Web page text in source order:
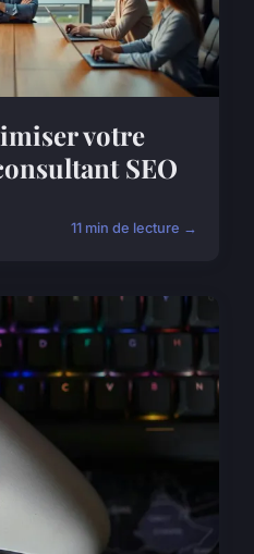
votre
SEO
11 min de lecture →